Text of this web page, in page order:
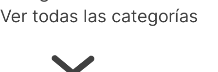
Ver todas las categorías